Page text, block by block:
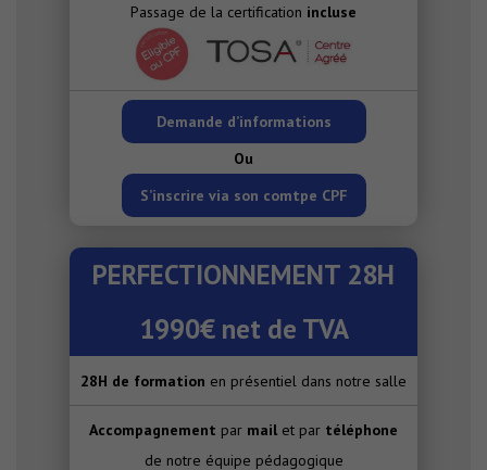
Passage de la certification incluse
Demande d’informations
Ou
S’inscrire via son comtpe CPF
PERFECTIONNEMENT 28H
1990€ net de TVA
28H de formation en présentiel dans notre salle
Accompagnement par mail et par téléphone
de notre équipe pédagogique